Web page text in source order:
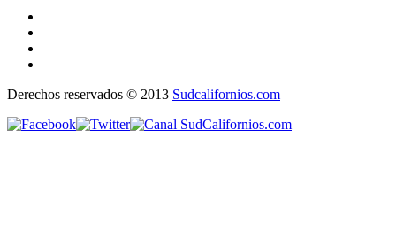
Derechos reservados © 2013 Sudcalifornios.com